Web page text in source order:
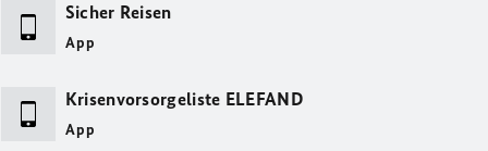
Sicher Reisen
App
Krisenvorsorgeliste ELEFAND
App